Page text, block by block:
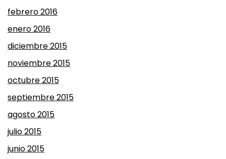
febrero 2016
enero 2016
diciembre 2015
noviembre 2015
octubre 2015
septiembre 2015
agosto 2015
julio 2015
junio 2015